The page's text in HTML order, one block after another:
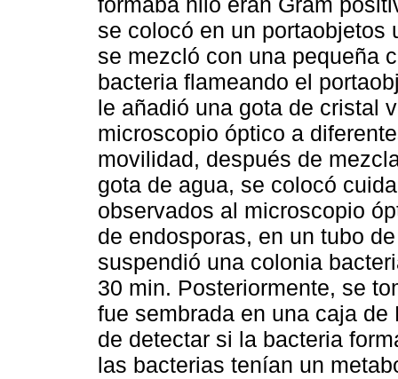
se colocó en un portaobjetos
se mezcló con una pequeña
bacteria flameando el
le añadió una gota de cristal
microscopio óptico a
movilidad, después de
gota de agua, se colocó
observados al microscopio
de endosporas, en un tubo
suspendió una colonia
30 min. Posteriormente, se
fue sembrada en una caja
de detectar si la bacteria
las bacterias tenían un